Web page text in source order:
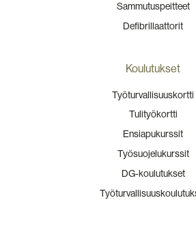
Sammutuspeitteet
Defibrillaattorit
Koulutukset
Työturvallisuuskortti
Tulityökortti
Ensiapukurssit
Työsuojelukurssit
DG-koulutukset